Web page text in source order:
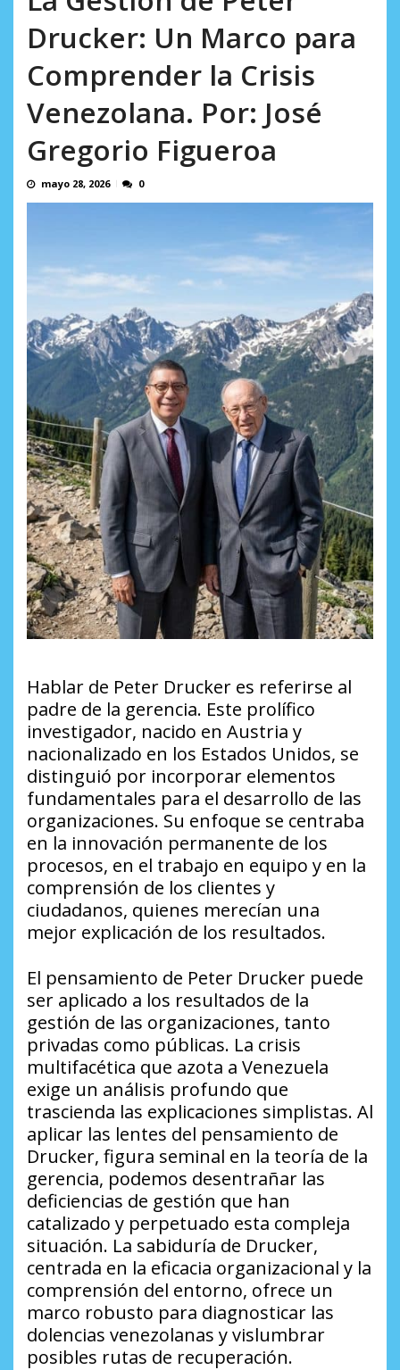
Drucker: Un Marco para
Comprender la Crisis
Venezolana. Por: José
Gregorio Figueroa
mayo 28, 2026 0
Hablar de Peter Drucker es referirse al
padre de la gerencia. Este prolífico
investigador, nacido en Austria y
nacionalizado en los Estados Unidos, se
distinguió por incorporar elementos
fundamentales para el desarrollo de las
organizaciones. Su enfoque se centraba
en la innovación permanente de los
procesos, en el trabajo en equipo y en la
comprensión de los clientes y
ciudadanos, quienes merecían una
mejor explicación de los resultados.
El pensamiento de Peter Drucker puede
ser aplicado a los resultados de la
gestión de las organizaciones, tanto
privadas como públicas. La crisis
multifacética que azota a Venezuela
exige un análisis profundo que
trascienda las explicaciones simplistas. Al
aplicar las lentes del pensamiento de
Drucker, figura seminal en la teoría de la
gerencia, podemos desentrañar las
deficiencias de gestión que han
catalizado y perpetuado esta compleja
situación. La sabiduría de Drucker,
centrada en la eficacia organizacional y la
comprensión del entorno, ofrece un
marco robusto para diagnosticar las
dolencias venezolanas y vislumbrar
posibles rutas de recuperación.